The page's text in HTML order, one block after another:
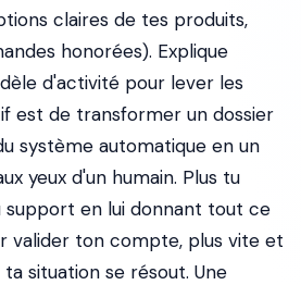
claires de tes produits,
honorées). Explique
d'activité pour lever les
est de transformer un dossier
système automatique en un
yeux d'un humain. Plus tu
support en lui donnant tout ce
valider ton compte, plus vite et
situation se résout. Une